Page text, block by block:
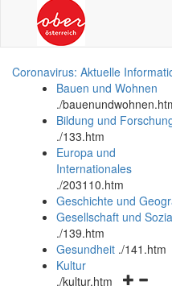
Coronavirus: Aktuelle
Bauen und Wohnen
./
Bildung und
./133.htm
Europa und
Internationales
./203110.htm
Geschichte und
Gesellschaft und
./139.htm
Gesundheit ./141.htm
Kultur
./kultur.htm